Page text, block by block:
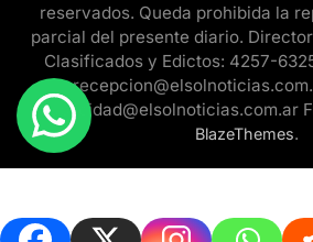
reservados. Queda prohibida la
parcial del presente diario.
Clasificados y Edictos: 4257-
publicidad@elsolnoticias.com.ar
BlazeThemes.